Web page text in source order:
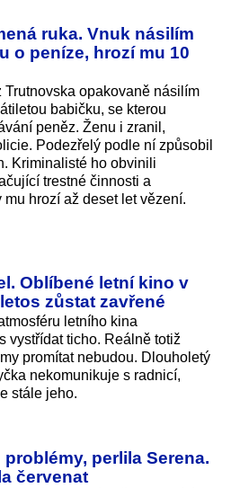
ruka. Vnuk násilím
o peníze, hrozí mu 10
Trutnovska opakovaně násilím
babičku, se kterou
peněz. Ženu i zranil,
Podezřelý podle ní způsobil
Kriminalisté ho obvinili
trestné činnosti a
hrozí až deset let vězení.
Oblíbené letní kino v
zůstat zavřené
letního kina
vystřídat ticho. Reálně totiž
promítat nebudou. Dlouholetý
nekomunikuje s radnicí,
stále jeho.
perlila Serena.
červenat